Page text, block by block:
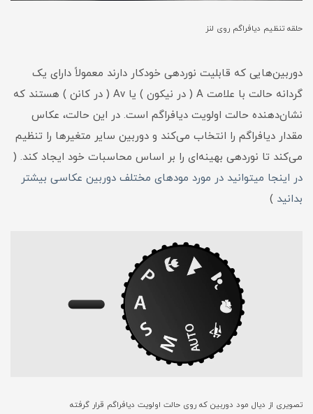
حلقه تنظیم دیافراگم روی لنز
دوربین‌هایی که قابلیت نوردهی خودکار دارند معمولاً دارای یک
گردانه حالت با علامت A ( در نیکون ) یا Av ( در کانن ) هستند که
نشان‌دهنده حالت اولویت دیافراگم است. در این حالت، عکاس
مقدار دیافراگم را انتخاب می‌کند و دوربین سایر متغیرها را تنظیم
می‌کند تا نوردهی بهینه‌ای را بر اساس محاسبات خود ایجاد کند. (
در اینجا میتوانید در مورد مودهای مختلف دوربین عکاسی بیشتر
بدانید )
تصویری از دیال مود دوربین که روی حالت اولویت دیافراگم قرار گرفته